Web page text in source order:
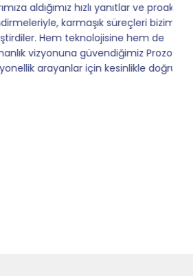
hızlı yanıtlar ve proaktif
karmaşık süreçleri bizim için
teknolojisine hem de
güvendiğimiz Prozon,
için kesinlikle doğru